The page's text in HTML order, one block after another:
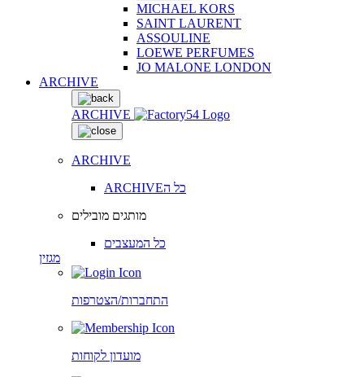
MICHAEL KORS
SAINT LAURENT
ASSOULINE
LOEWE PERFUMES
JO MALONE LONDON
ARCHIVE
ARCHIVE
ARCHIVE
ARCHIVEכל ה
מותגים מובילים
כל המעצבים
מגזין
התחברות/הצטרפות
מועדון לקוחות